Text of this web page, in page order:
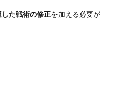
た戦術の修正を加える必要が